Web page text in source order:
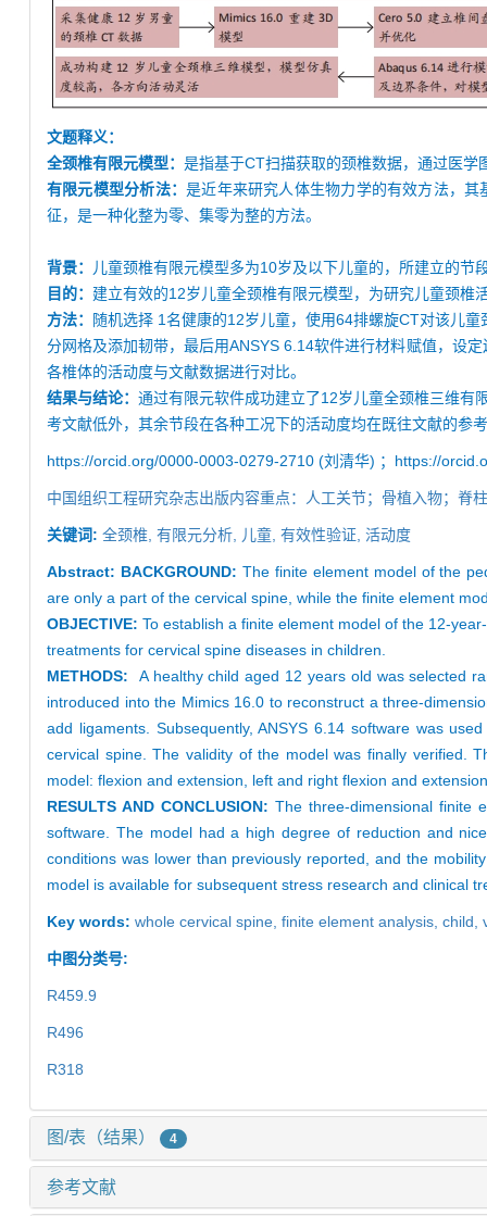
文题释义：
全颈椎有限元模型： 是指基于CT扫描获取的颈椎数据，通过医
有限元模型分析法：是近年来研究人体生物力学的有效方法，
征，是一种化整为零、集零为整的方法。
背景：
儿童颈椎有限元模型多为10岁及以下儿童的，所建立的
目的： 建立有效的12岁儿童全颈椎有限元模型，为研究儿童颈椎
方法：
随机选择 1名健康的12岁儿童，使用64排螺旋CT对该儿
分网格及添加韧带，最后用ANSYS 6.14软件进行材料赋值，设
各椎体的活动度与文献数据进行对比。
结果与结论：通过有限元软件成功建立了12岁儿童全颈椎三维有
考文献低外，其余节段在各种工况下的活动度均在既往文献的参
https://orcid.org/0000-0003-0279-2710 (刘清华) ；https://
中国组织工程研究杂志出版内容重点：人工关节；骨植入物；脊
关键词: 全颈椎, 有限元分析, 儿童, 有效性验证, 活动度
Abstract: BACKGROUND: The finite element model of the
are only a part of the cervical spine, while the finite element
OBJECTIVE: To establish a finite element model of the 12-
treatments for cervical spine diseases in children.
METHODS: A healthy child aged 12 years old was selected
introduced into the Mimics 16.0 to reconstruct a three-
add ligaments. Subsequently, ANSYS 6.14 software was
cervical spine. The validity of the model was finally verified.
model: flexion and extension, left and right flexion and
RESULTS AND CONCLUSION: The three-dimensional finite
software. The model had a high degree of reduction and
conditions was lower than previously reported, and the
model is available for subsequent stress research and clinical
Key words: whole cervical spine, finite element analysis, child,
中图分类号:
R459.9
R496
R318
图/表（结果） 4
参考文献